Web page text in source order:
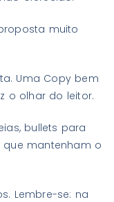
muito
Uma Copy bem
o olhar do leitor.
bullets para
mantenham o
Lembre-se: na